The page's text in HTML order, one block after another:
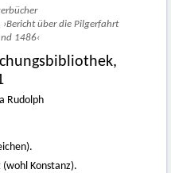
über die Pilgerfahrt
1486‹
Rudolph
Konstanz).